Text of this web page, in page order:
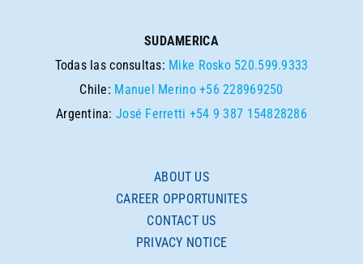
SUDAMERICA
Todas las consultas: Mike Rosko 520.599.9333
Chile: Manuel Merino +56 228969250
Argentina:José Ferretti +54 9 387 154828286
ABOUT US
CAREER OPPORTUNITES
CONTACT US
PRIVACY NOTICE